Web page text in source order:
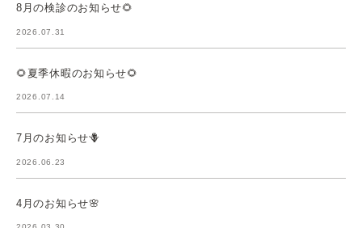
8月の検診のお知らせ🌻
2026.07.31
🌻夏季休暇のお知らせ🌻
2026.07.14
7月のお知らせ🪻
2026.06.23
4月のお知らせ🌸